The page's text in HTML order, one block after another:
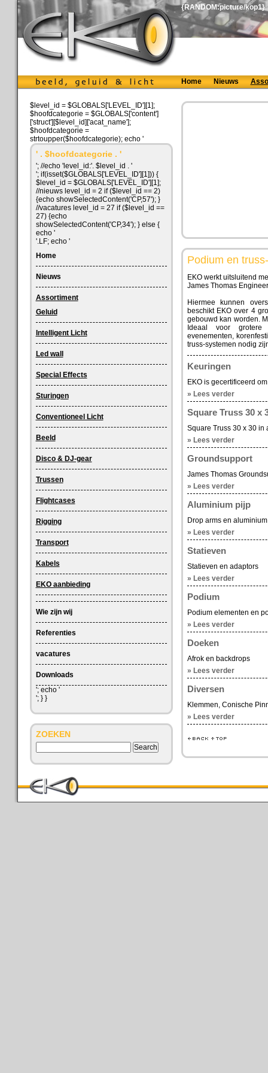
{RANDOM:picture/kop1}
Home Nieuws
$level_id = $GLOBALS['LEVEL_ID'][1];
$hoofdcategorie = $GLOBALS['content']
['struct'][$level_id]['acat_name'];
$hoofdcategorie =
strtoupper($hoofdcategorie); echo '
' . $hoofdcategorie . '
'; //echo 'level_id:'. $level_id . '
'; if(isset($GLOBALS['LEVEL_ID'][1])) {
$level_id = $GLOBALS['LEVEL_ID'][1];
//nieuws level_id = 2 if ($level_id == 2)
{echo showSelectedContent('CP,57'); }
//vacatures level_id = 27 if ($level_id ==
27) {echo
showSelectedContent('CP,34'); } else {
echo '
'.LF; echo '
Home
Nieuws
Assortiment
Geluid
Intelligent Licht
Led wall
Special Effects
Sturingen
Conventioneel Licht
Beeld
Disco & DJ-gear
Trussen
Flightcases
Rigging
Transport
Kabels
EKO aanbieding
Wie zijn wij
Referenties
vacatures
Downloads
'; echo '
'; } }
ZOEKEN
Podium en
EKO werkt uitsluitend
James Thomas
Hiermee kunnen
beschikt EKO over 4
gebouwd kan worden.
Ideaal voor grotere
evenementen,
truss-systemen nodig
Keuringen
EKO is gecertificeerd
» Lees verder
Square Truss 30 x
Square Truss 30 x 30 in
» Lees verder
Groundsupport
James Thomas
» Lees verder
Aluminium pijp
Drop arms en
» Lees verder
Statieven
Statieven en adaptors
» Lees verder
Podium
Podium elementen en
» Lees verder
Doeken
Afrok en backdrops
» Lees verder
Diversen
Klemmen, Conische
» Lees verder